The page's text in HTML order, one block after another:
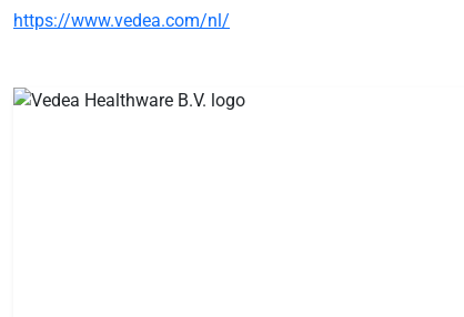
https://www.vedea.com/nl/